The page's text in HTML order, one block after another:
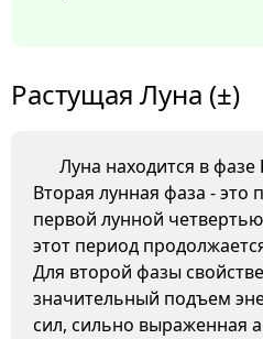
Растущая Луна (±)
Луна находится в фазе
Вторая лунная фаза -
первой лунной
этот период
Для второй фазы
значительный подъем
сил, сильно выраженная